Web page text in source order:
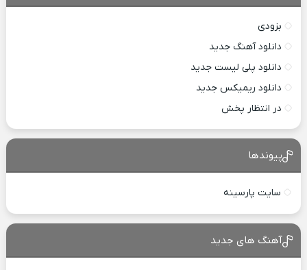
بزودی
دانلود آهنگ جدید
دانلود پلی لیست جدید
دانلود ریمیکس جدید
در انتظار پخش
پیوندها
سایت پارسینه
آهنگ های جدید